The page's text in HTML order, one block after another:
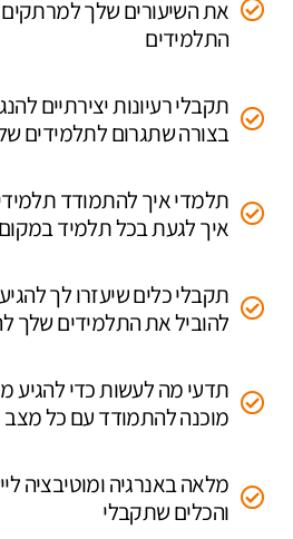
את השיעורים שלך למרתקים
התלמידים
תקבלי רעיונות יצירתיים
בצורה שתגרום לתלמידים
תלמדי איך להתמודד
איך לגעת בכל תלמיד
תקבלי כלים שיעזרו לך
להוביל את התלמידים שלך
תדעי מה לעשות כדי להגיע
מוכנה להתמודד עם כל מצב
מלאה באנרגיה ומוטיבציה
והכלים שתקבלי